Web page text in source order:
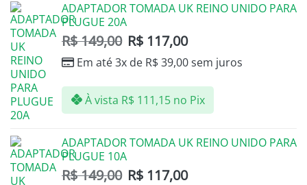
ADAPTADOR TOMADA UK REINO UNIDO PARA
PLUGUE 20A
R$149,00 R$ 117,00
Em até 3x de R$39,00sem juros
À vista R$111,15 no Pix
ADAPTADOR TOMADA UK REINO UNIDO PARA
PLUGUE 10A
R$149,00 R$ 117,00